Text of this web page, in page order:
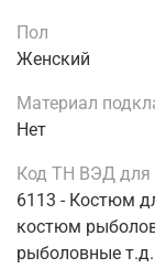
Пол
Женский
Материал
Нет
Код ТН ВЭД
6113 - Костюм
костюм
рыболовные т.д.